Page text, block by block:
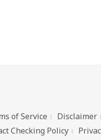
of Service Disclaimer
Checking Policy